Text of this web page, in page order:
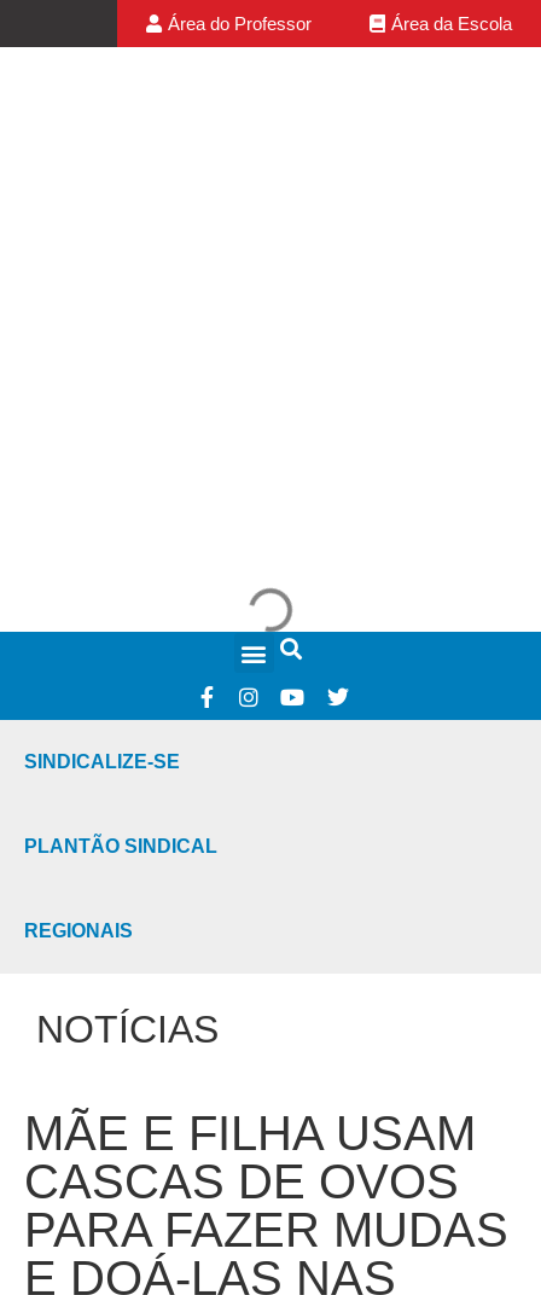
Área do Professor Área da Escola
SINDICALIZE-SE
PLANTÃO SINDICAL
REGIONAIS
NOTÍCIAS
MÃE E FILHA USAM
CASCAS DE OVOS
PARA FAZER MUDAS
E DOÁ-LAS NAS